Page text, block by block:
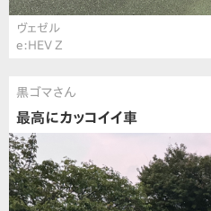
ヴェゼル
e:HEV Z
黒ゴマさん
最高にカッコイイ車